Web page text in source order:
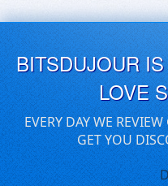
BITSDUJOUR
LOVE
EVERY DAY WE
GET YOU